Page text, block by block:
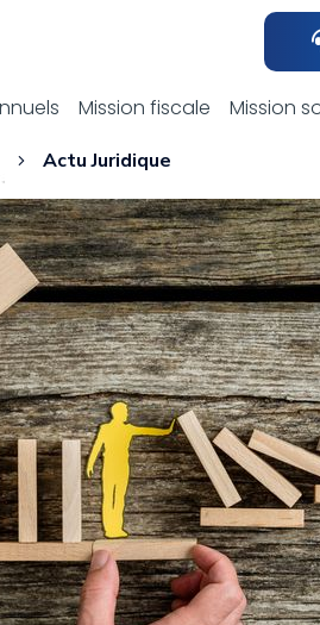
Mission fiscale Mission
Actu Juridique